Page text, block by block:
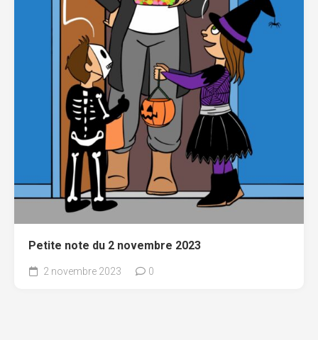
Petite note du 2 novembre 2023
2 novembre 2023 0